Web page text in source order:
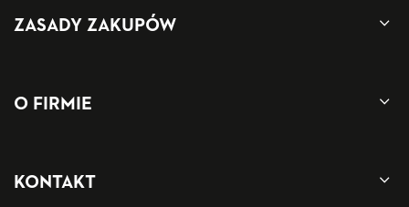
ZASADY ZAKUPÓW
O FIRMIE
KONTAKT